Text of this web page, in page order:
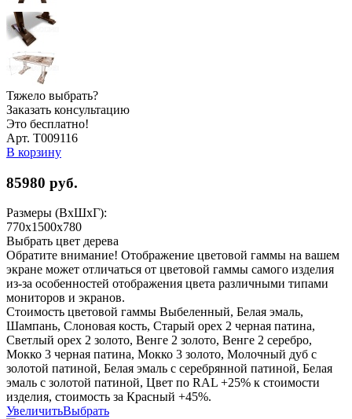
Тяжело выбрать?
Заказать консультацию
Это бесплатно!
Арт. Т009116
В корзину
85980 руб.
Размеры (ВхШхГ):
770x1500x780
Выбрать цвет дерева
Обратите внимание! Отображение цветовой гаммы на вашем
экране может отличаться от цветовой гаммы самого изделия
из-за особенностей отображения цвета различными типами
мониторов и экранов.
Стоимость цветовой гаммы Выбеленный, Белая эмаль,
Шампань, Слоновая кость, Старый орех 2 черная патина,
Светлый орех 2 золото, Венге 2 золото, Венге 2 серебро,
Мокко 3 черная патина, Мокко 3 золото, Молочный дуб с
золотой патиной, Белая эмаль с серебрянной патиной, Белая
эмаль с золотой патиной, Цвет по RAL +25% к стоимости
изделия, стоимость за Красный +45%.
УвеличитьВыбрать